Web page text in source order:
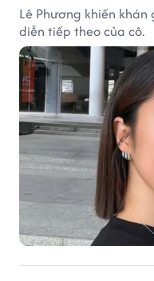
Lê Phương khiến
diễn tiếp theo của cô.